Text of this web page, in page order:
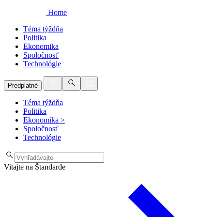
Home
Téma týždňa
Politika
Ekonomika
Spoločnosť
Technológie
Predplatné
Téma týždňa
Politika
Ekonomika >
Spoločnosť
Technológie
Vitajte na Štandarde